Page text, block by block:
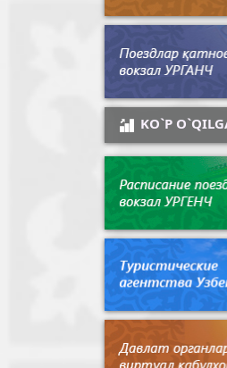
KO`P